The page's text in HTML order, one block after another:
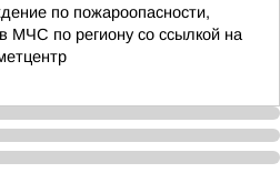
по пожароопасности,
МЧС по региону со ссылкой на